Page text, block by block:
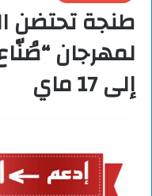
طنجة تحتضن
إلى 17 ماي